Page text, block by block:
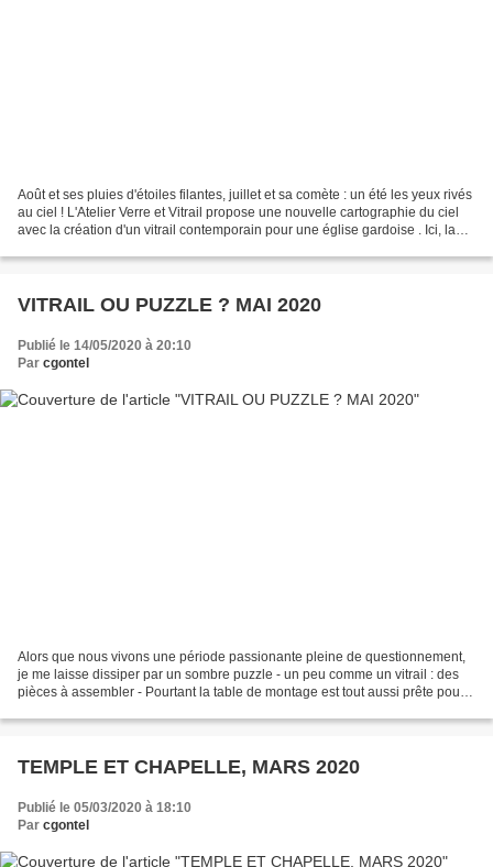
Août et ses pluies d'étoiles filantes, juillet et sa comète : un été les yeux rivés
au ciel ! L'Atelier Verre et Vitrail propose une nouvelle cartographie du ciel
avec la création d'un vitrail contemporain pour une église gardoise . Ici, la
VITRAIL OU PUZZLE ? MAI 2020
Publié le 14/05/2020 à 20:10
Par cgontel
Alors que nous vivons une période passionante pleine de questionnement,
je me laisse dissiper par un sombre puzzle - un peu comme un vitrail : des
pièces à assembler - Pourtant la table de montage est tout aussi prête pour
TEMPLE ET CHAPELLE, MARS 2020
Publié le 05/03/2020 à 18:10
Par cgontel